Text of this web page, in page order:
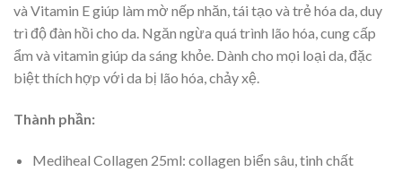
và Vitamin E giúp làm mờ nếp nhăn, tái tạo và trẻ hóa da, duy
trì độ đàn hồi cho da. Ngăn ngừa quá trình lão hóa, cung cấp
ẩm và vitamin giúp da sáng khỏe. Dành cho mọi loại da, đặc
biệt thích hợp với da bị lão hóa, chảy xệ.
Thành phần:
Mediheal Collagen 25ml: collagen biển sâu, tinh chất